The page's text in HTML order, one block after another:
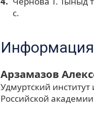
с.
Информация
Арзамазов
Удмуртский
Российской